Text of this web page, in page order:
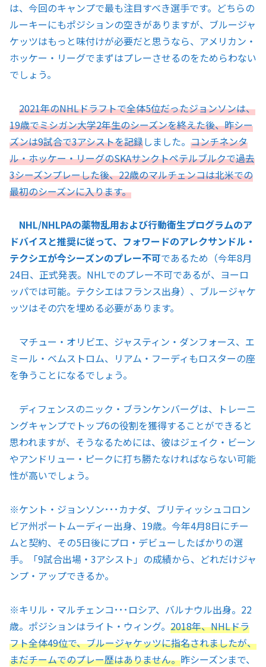
は、今回のキャンプで最も注目すべき選手です。どちらの
ルーキーにもポジションの空きがありますが、ブルージャ
ケッツはもっと味付けが必要だと思うなら、アメリカン・
ホッケー・リーグでまずはプレーさせるのをためらわない
でしょう。
2021年のNHLドラフトで全体5位だったジョンソンは、
19歳でミシガン大学2年生のシーズンを終えた後、昨シー
ズンは9試合で3アシストを記録しました。 コンチネンタ
ル・ホッケー・リーグのSKAサンクトペテルブルクで過去
3シーズンプレーした後、22歳のマルチェンコは北米での
最初のシーズンに入ります。
NHL/NHLPAの薬物乱用および行動衛生プログラムのア
ドバイスと推奨に従って、フォワードのアレクサンドル・
テクシエが今シーズンのプレー不可であるため（今年8月
24日、正式発表。NHLでのプレー不可であるが、ヨーロ
ッパでは可能。テクシエはフランス出身）、ブルージャケ
ッツはその穴を埋める必要があります。
マチュー・オリビエ、ジャスティン・ダンフォース、エ
ミール・ベムストロム、リアム・フーディもロスターの座
を争うことになるでしょう。
ディフェンスのニック・ブランケンバーグは、トレーニ
ングキャンプでトップ6の役割を獲得することができると
思われますが、そうなるためには、彼はジェイク・ビーン
やアンドリュー・ピークに打ち勝たなければならない可能
性が高いでしょう。
※ケント・ジョンソン･･･カナダ、ブリティッシュコロン
ビア州ポートムーディー出身、19歳。今年4月8日にチー
ムと契約、その5日後にプロ・デビューしたばかりの選
手。「9試合出場・3アシスト」の成績から、どれだけジャ
ンプ・アップできるか。
※キリル・マルチェンコ･･･ロシア、バルナウル出身。22
歳。ポジションはライト・ウィング。 2018年、NHLドラ
フト全体49位で、ブルージャケッツに指名されましたが、
まだチームでのプレー歴はありません。昨シーズンまで、